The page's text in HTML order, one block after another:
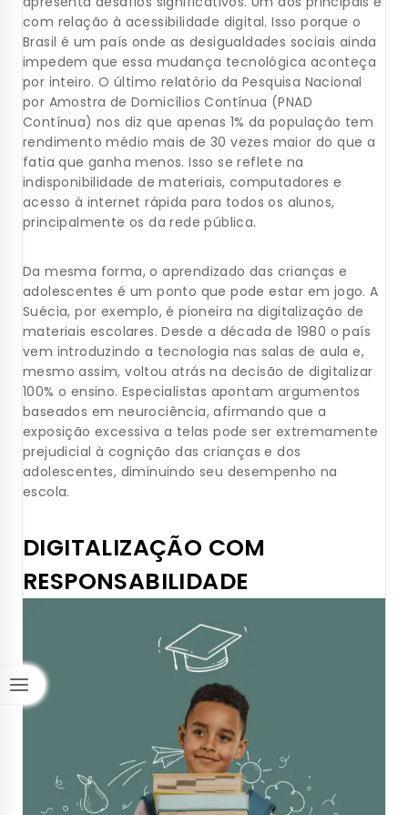
com relação à acessibilidade digital. Isso porque o
Brasil é um país onde as desigualdades sociais ainda
impedem que essa mudança tecnológica aconteça
por inteiro. O último relatório da Pesquisa Nacional
por Amostra de Domicílios Contínua (PNAD
Contínua) nos diz que apenas 1% da população tem
rendimento médio mais de 30 vezes maior do que a
fatia que ganha menos. Isso se reflete na
indisponibilidade de materiais, computadores e
acesso à internet rápida para todos os alunos,
principalmente os da rede pública.
Da mesma forma, o aprendizado das crianças e
adolescentes é um ponto que pode estar em jogo. A
Suécia, por exemplo, é pioneira na digitalização de
materiais escolares. Desde a década de 1980 o país
vem introduzindo a tecnologia nas salas de aula e,
mesmo assim, voltou atrás na decisão de digitalizar
100% o ensino. Especialistas apontam argumentos
baseados em neurociência, afirmando que a
exposição excessiva a telas pode ser extremamente
prejudicial à cognição das crianças e dos
adolescentes, diminuindo seu desempenho na
escola.
DIGITALIZAÇÃO COM
RESPONSABILIDADE